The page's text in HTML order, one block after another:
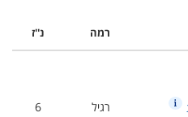
רמה נ''ז
רגיל 6